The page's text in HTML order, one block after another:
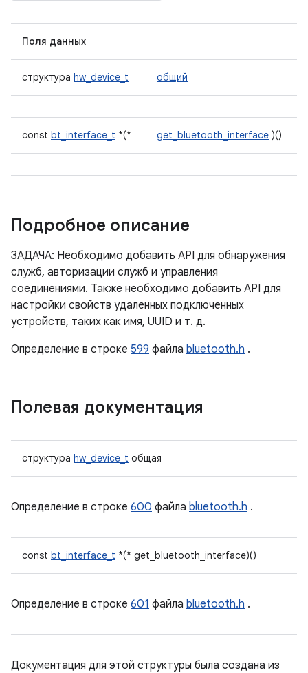
Поля данных
структура hw_device_t общий
const bt_interface_t *(* get_bluetooth_interface )()
Подробное описание
ЗАДАЧА: Необходимо добавить API для обнаружения
служб, авторизации служб и управления
соединениями. Также необходимо добавить API для
настройки свойств удаленных подключенных
устройств, таких как имя, UUID и т. д.
Определение в строке 599 файла bluetooth.h .
Полевая документация
структура hw_device_t общая
Определение в строке 600 файла bluetooth.h .
const bt_interface_t *(* get_bluetooth_interface)()
Определение в строке 601 файла bluetooth.h .
Документация для этой структуры была создана из